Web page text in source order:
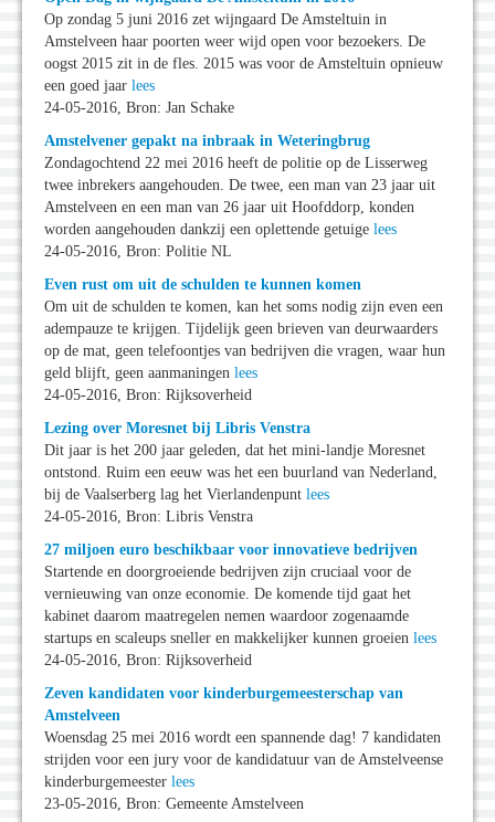
Op zondag 5 juni 2016 zet wijngaard De Amsteltuin in
Amstelveen haar poorten weer wijd open voor bezoekers. De
oogst 2015 zit in de fles. 2015 was voor de Amsteltuin opnieuw
een goed jaar lees
24-05-2016, Bron: Jan Schake
Amstelvener gepakt na inbraak in Weteringbrug
Zondagochtend 22 mei 2016 heeft de politie op de Lisserweg
twee inbrekers aangehouden. De twee, een man van 23 jaar uit
Amstelveen en een man van 26 jaar uit Hoofddorp, konden
worden aangehouden dankzij een oplettende getuige lees
24-05-2016, Bron: Politie NL
Even rust om uit de schulden te kunnen komen
Om uit de schulden te komen, kan het soms nodig zijn even een
adempauze te krijgen. Tijdelijk geen brieven van deurwaarders
op de mat, geen telefoontjes van bedrijven die vragen, waar hun
geld blijft, geen aanmaningen lees
24-05-2016, Bron: Rijksoverheid
Lezing over Moresnet bij Libris Venstra
Dit jaar is het 200 jaar geleden, dat het mini-landje Moresnet
ontstond. Ruim een eeuw was het een buurland van Nederland,
bij de Vaalserberg lag het Vierlandenpunt lees
24-05-2016, Bron: Libris Venstra
27 miljoen euro beschikbaar voor innovatieve bedrijven
Startende en doorgroeiende bedrijven zijn cruciaal voor de
vernieuwing van onze economie. De komende tijd gaat het
kabinet daarom maatregelen nemen waardoor zogenaamde
startups en scaleups sneller en makkelijker kunnen groeien lees
24-05-2016, Bron: Rijksoverheid
Zeven kandidaten voor kinderburgemeesterschap van
Amstelveen
Woensdag 25 mei 2016 wordt een spannende dag! 7 kandidaten
strijden voor een jury voor de kandidatuur van de Amstelveense
kinderburgemeester lees
23-05-2016, Bron: Gemeente Amstelveen